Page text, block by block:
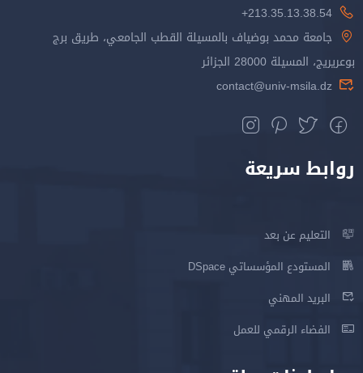
213.35.13.38.54+
جامعة محمد بوضياف بالمسيلة القطب الجامعي، طريق برج
بوعريريج، المسيلة 28000 الجزائر
contact@univ-msila.dz
روابط سريعة
التعليم عن بعد
المستودع المؤسساتي DSpace
البريد المهني
الفضاء الرقمي للعمل